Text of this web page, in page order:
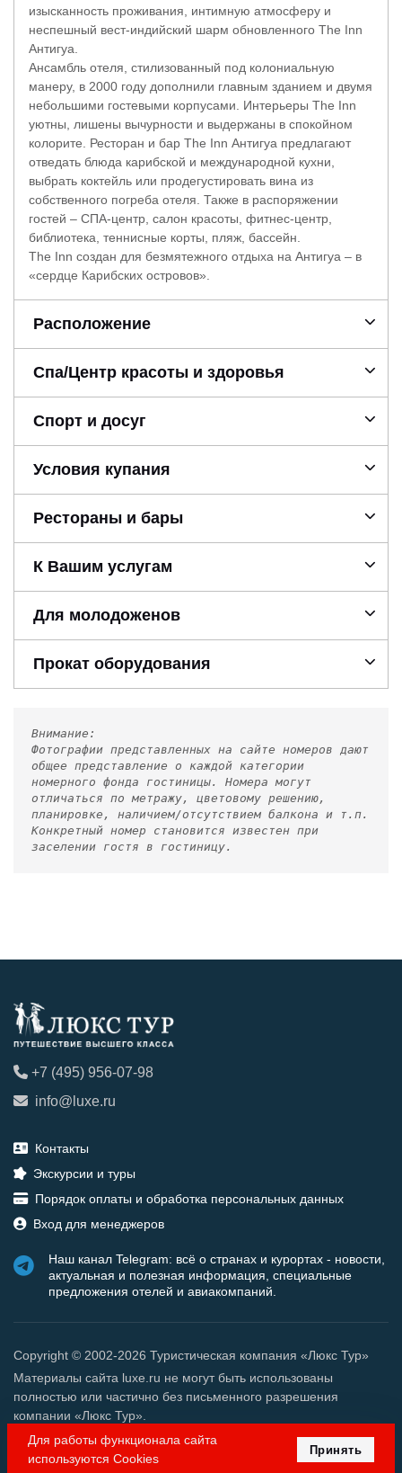
изысканность проживания, интимную атмосферу и
неспешный вест-индийский шарм обновленного The Inn
Антигуа.
Ансамбль отеля, стилизованный под колониальную
манеру, в 2000 году дополнили главным зданием и двумя
небольшими гостевыми корпусами. Интерьеры The Inn
уютны, лишены вычурности и выдержаны в спокойном
колорите. Ресторан и бар The Inn Антигуа предлагают
отведать блюда карибской и международной кухни,
выбрать коктейль или продегустировать вина из
собственного погреба отеля. Также в распоряжении
гостей – СПА-центр, салон красоты, фитнес-центр,
библиотека, теннисные корты, пляж, бассейн.
The Inn создан для безмятежного отдыха на Антигуа – в
«сердце Карибских островов».
Расположение
Спа/Центр красоты и здоровья
Спорт и досуг
Условия купания
Рестораны и бары
К Вашим услугам
Для молодоженов
Прокат оборудования
Внимание:
Фотографии представленных на сайте номеров дают
общее представление о каждой категории
номерного фонда гостиницы. Номера могут
отличаться по метражу, цветовому решению,
планировке, наличием/отсутствием балкона и т.п.
Конкретный номер становится известен при
заселении гостя в гостиницу.
+7 (495) 956-07-98
info@luxe.ru
Контакты
Экскурсии и туры
Порядок оплаты и обработка персональных данных
Вход для менеджеров
Наш канал Telegram: всё о странах и курортах - новости,
актуальная и полезная информация, специальные
предложения отелей и авиакомпаний.
Copyright © 2002-2026 Туристическая компания «Люкс Тур»
Материалы сайта luxe.ru не могут быть использованы
полностью или частично без письменного разрешения
компании «Люкс Тур».
Для работы функционала сайта
используются Cookies
Принять